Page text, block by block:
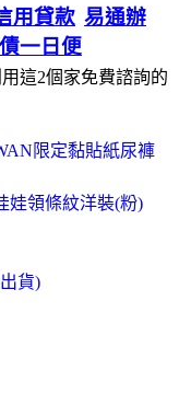
用貸款 易通辦
一日便
這2個家免費諮詢的
限定黏貼紙尿褲
娃領條紋洋裝(粉)
貨)